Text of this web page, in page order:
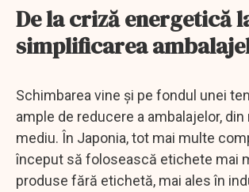
De la criză energetică
simplificarea
Schimbarea vine și pe fondul unei
ample de reducere a ambalajelor,
mediu. În Japonia, tot mai multe
început să folosească etichete mai
produse fără etichetă, mai ales în